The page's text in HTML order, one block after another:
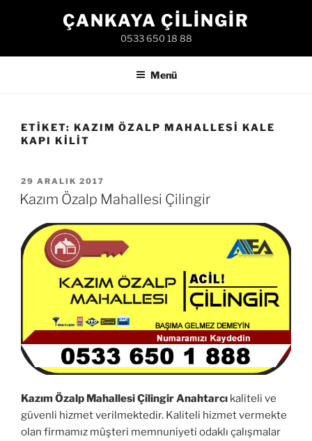
ÇANKAYA ÇILINGIR
0533 650 18 88
Menü
ETIKET: KAZIM ÖZALP MAHALLESI KALE
KAPI KILIT
YAYIM
TARIHI
29 ARALIK 2017
Kazım Özalp Mahallesi Çilingir
Kazım Özalp Mahallesi Çilingir Anahtarcı kaliteli ve
güvenli hizmet verilmektedir. Kaliteli hizmet vermekte
olan firmamız müşteri memnuniyeti odaklı çalışmalar